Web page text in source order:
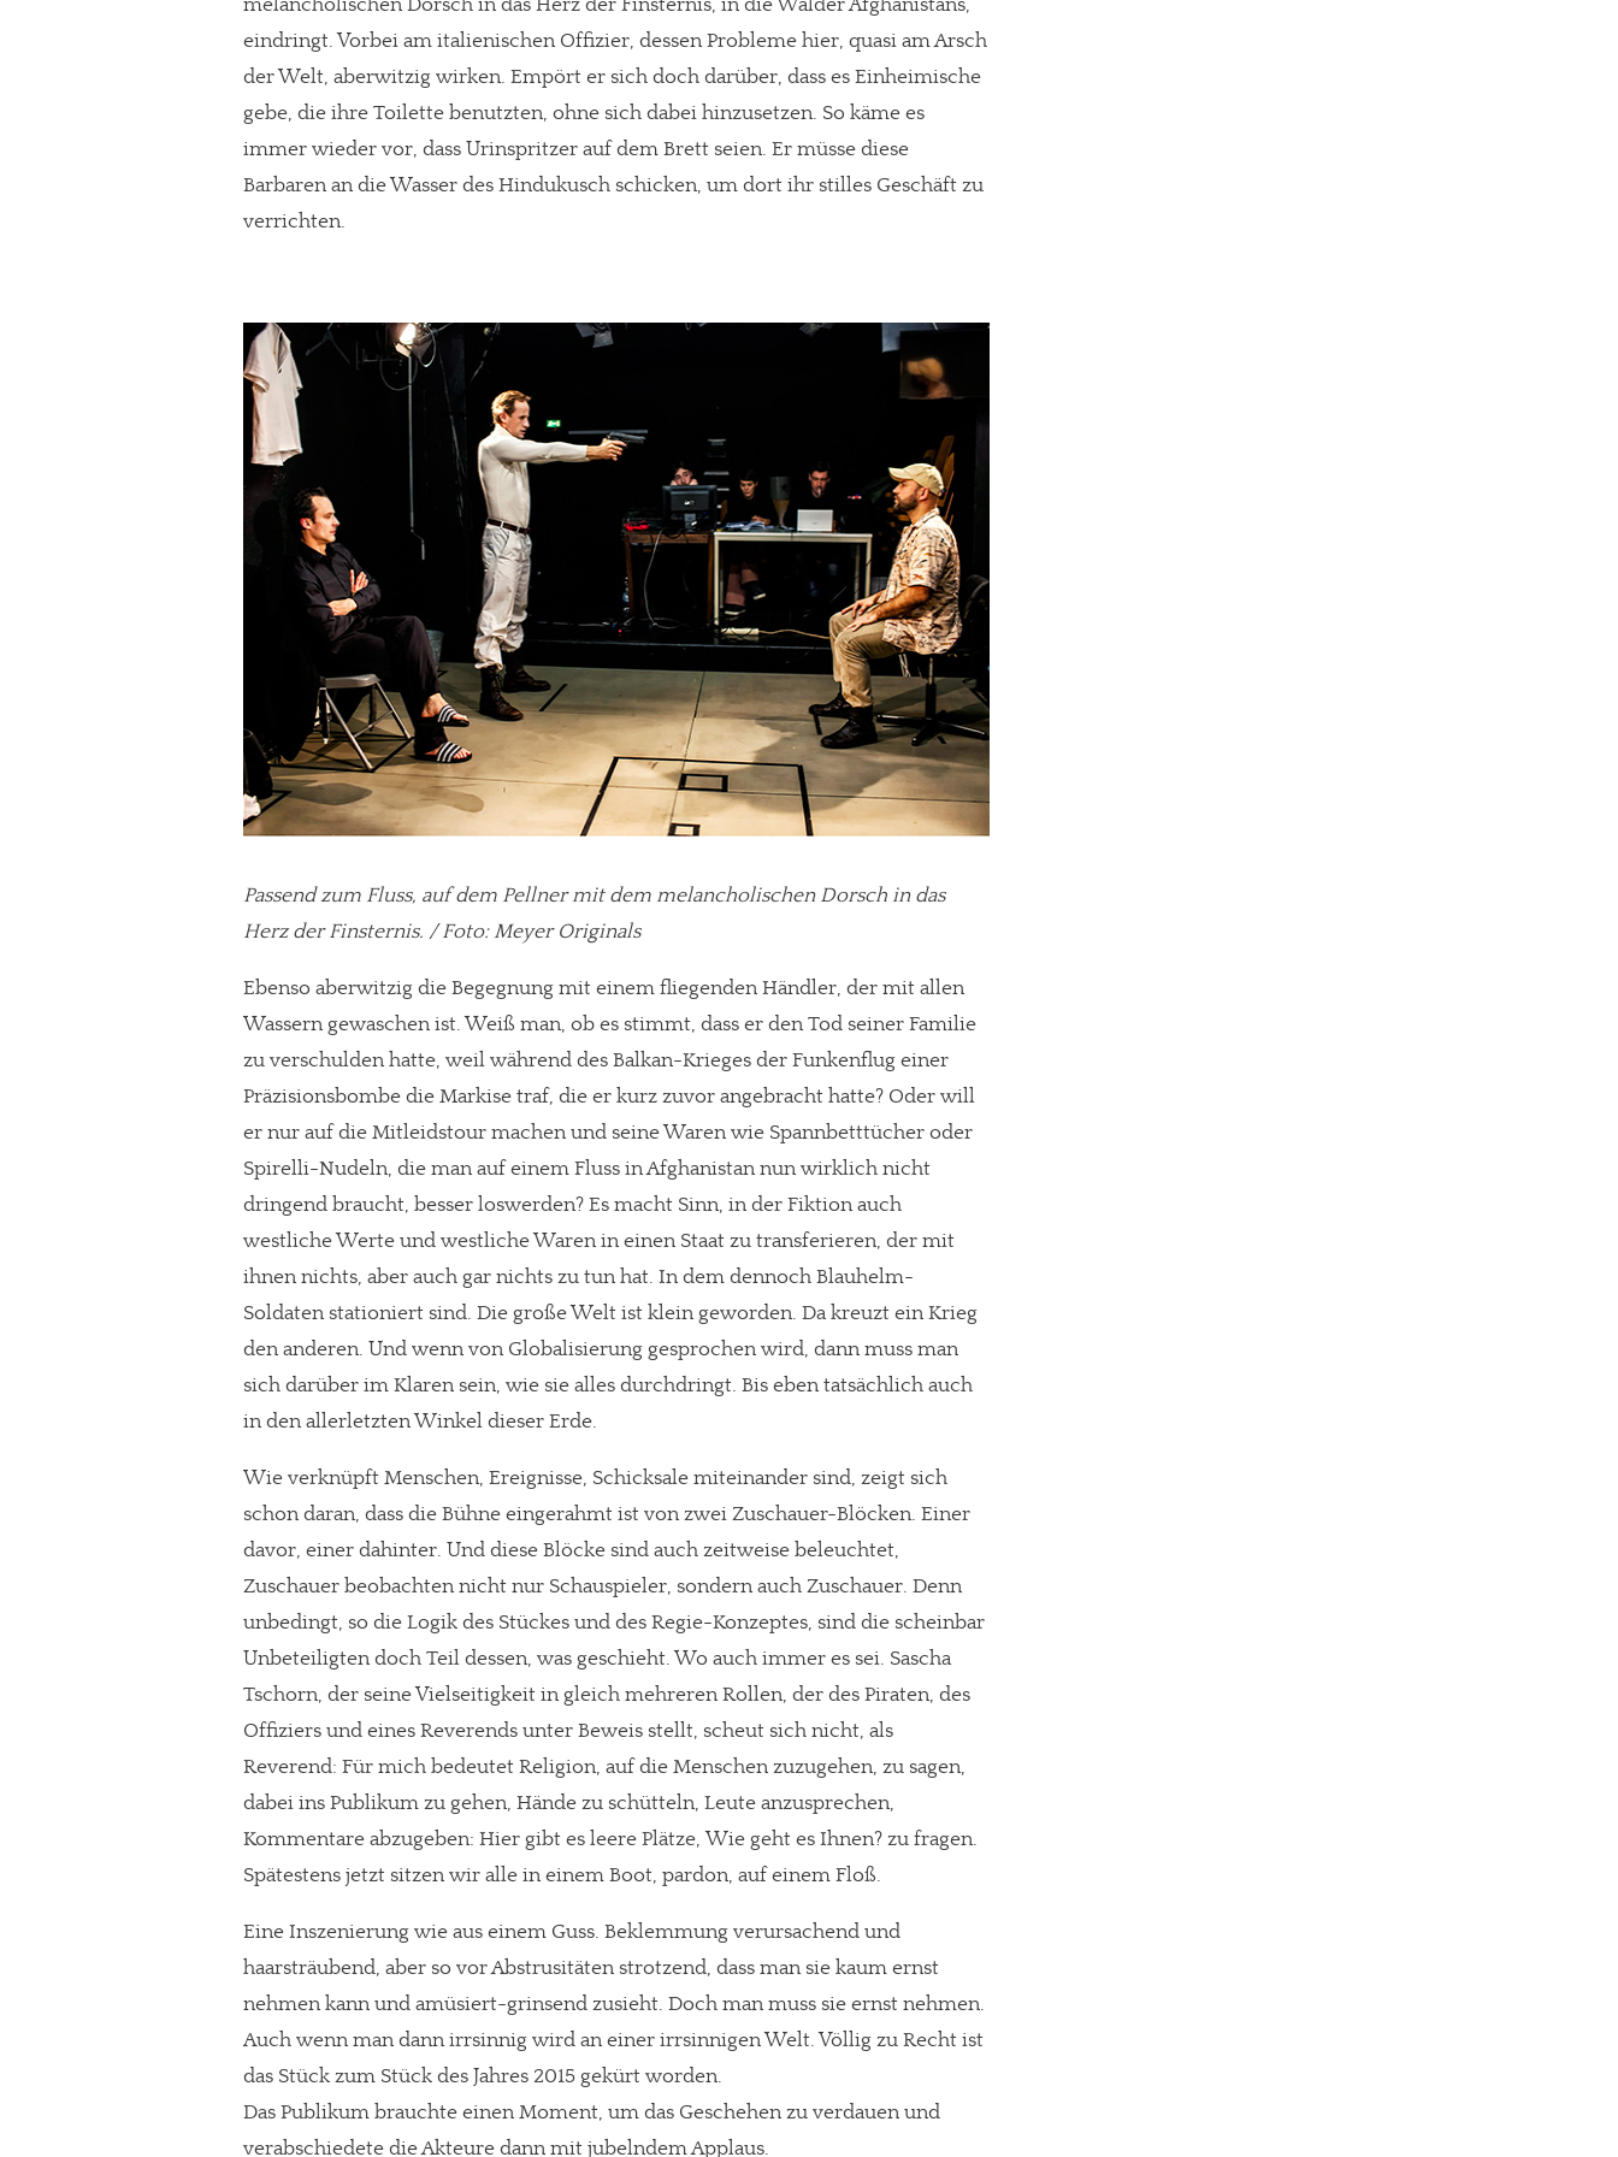
In eigener Sache
Dir gefällt unsere Arbeit?
meinesuedstadt.de finanziert sich durch Partnerprofile und Werbung. Beide Einnahmequellen sind in den letzten Monaten stark zurückgegangen.
Solltest Du unsere unabhängige Berichterstattung schätzen, kannst Du uns mit einer kleinen Spende unterstützen.
Paypal - danke@meinesuedstadt.de
Schon erledigt!
melancholischen Dorsch in das Herz der Finsternis, in die Wälder Afghanistans,
eindringt. Vorbei am italienischen Offizier, dessen Probleme hier, quasi am Arsch
der Welt, aberwitzig wirken. Empört er sich doch darüber, dass es Einheimische
gebe, die ihre Toilette benutzten, ohne sich dabei hinzusetzen. So käme es
immer wieder vor, dass Urinspritzer auf dem Brett seien. Er müsse diese
Barbaren an die Wasser des Hindukusch schicken, um dort ihr stilles Geschäft zu
verrichten.
Passend zum Fluss, auf dem Pellner mit dem melancholischen Dorsch in das
Herz der Finsternis. / Foto: Meyer Originals
Ebenso aberwitzig die Begegnung mit einem fliegenden Händler, der mit allen
Wassern gewaschen ist. Weiß man, ob es stimmt, dass er den Tod seiner Familie
zu verschulden hatte, weil während des Balkan-Krieges der Funkenflug einer
Präzisionsbombe die Markise traf, die er kurz zuvor angebracht hatte? Oder will
er nur auf die Mitleidstour machen und seine Waren wie Spannbetttücher oder
Spirelli-Nudeln, die man auf einem Fluss in Afghanistan nun wirklich nicht
dringend braucht, besser loswerden? Es macht Sinn, in der Fiktion auch
westliche Werte und westliche Waren in einen Staat zu transferieren, der mit
ihnen nichts, aber auch gar nichts zu tun hat. In dem dennoch Blauhelm-
Soldaten stationiert sind. Die große Welt ist klein geworden. Da kreuzt ein Krieg
den anderen. Und wenn von Globalisierung gesprochen wird, dann muss man
sich darüber im Klaren sein, wie sie alles durchdringt. Bis eben tatsächlich auch
in den allerletzten Winkel dieser Erde.
Wie verknüpft Menschen, Ereignisse, Schicksale miteinander sind, zeigt sich
schon daran, dass die Bühne eingerahmt ist von zwei Zuschauer-Blöcken. Einer
davor, einer dahinter. Und diese Blöcke sind auch zeitweise beleuchtet,
Zuschauer beobachten nicht nur Schauspieler, sondern auch Zuschauer. Denn
unbedingt, so die Logik des Stückes und des Regie-Konzeptes, sind die scheinbar
Unbeteiligten doch Teil dessen, was geschieht. Wo auch immer es sei. Sascha
Tschorn, der seine Vielseitigkeit in gleich mehreren Rollen, der des Piraten, des
Offiziers und eines Reverends unter Beweis stellt, scheut sich nicht, als
Reverend: Für mich bedeutet Religion, auf die Menschen zuzugehen, zu sagen,
dabei ins Publikum zu gehen, Hände zu schütteln, Leute anzusprechen,
Kommentare abzugeben: Hier gibt es leere Plätze, Wie geht es Ihnen? zu fragen.
Spätestens jetzt sitzen wir alle in einem Boot, pardon, auf einem Floß.
Eine Inszenierung wie aus einem Guss. Beklemmung verursachend und
haarsträubend, aber so vor Abstrusitäten strotzend, dass man sie kaum ernst
nehmen kann und amüsiert-grinsend zusieht. Doch man muss sie ernst nehmen.
Auch wenn man dann irrsinnig wird an einer irrsinnigen Welt. Völlig zu Recht ist
das Stück zum Stück des Jahres 2015 gekürt worden.
Das Publikum brauchte einen Moment, um das Geschehen zu verdauen und
verabschiedete die Akteure dann mit jubelndem Applaus.